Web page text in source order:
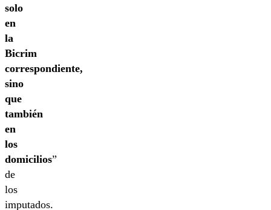
solo
en
la
Bicrim
correspondiente,
sino
que
también
en
los
domicilios”
de
los
imputados.